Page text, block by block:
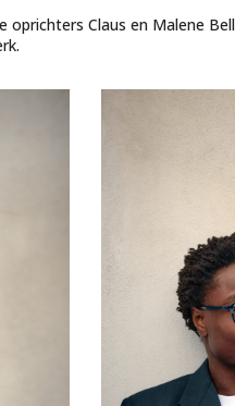
oprichters Claus en Malene